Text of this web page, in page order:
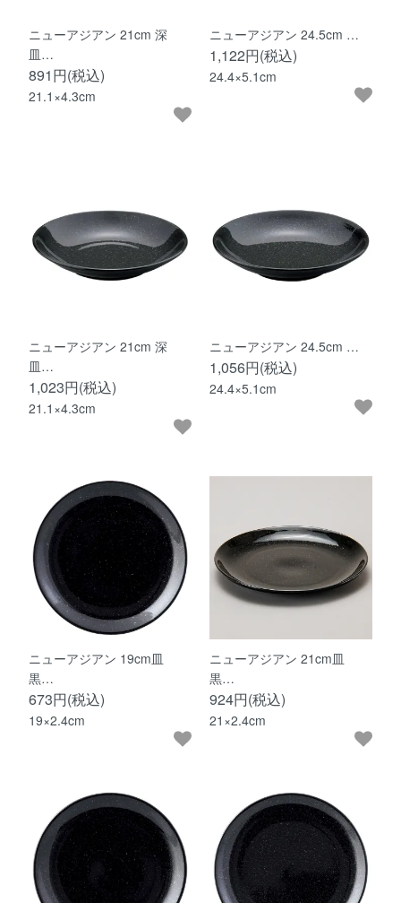
ニューアジアン 21cm 深
皿…
891円(税込)
21.1×4.3cm
ニューアジアン 24.5cm …
1,122円(税込)
24.4×5.1cm
ニューアジアン 21cm 深
皿…
1,023円(税込)
21.1×4.3cm
ニューアジアン 24.5cm …
1,056円(税込)
24.4×5.1cm
ニューアジアン 19cm皿
黒…
673円(税込)
19×2.4cm
ニューアジアン 21cm皿
黒…
924円(税込)
21×2.4cm